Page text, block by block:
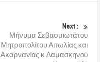
Next :
Μήνυμα Σεβασμιωτάτου
Μητροπολίτου Αιτωλίας και
Ακαρνανίας κ Δαμασκηνού